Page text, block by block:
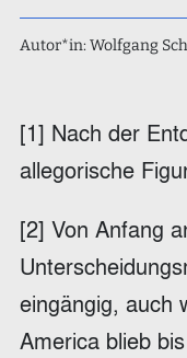
Autor*in: Wolfgang
[1] Nach der
allegorische
[2] Von Anfang
eingängig, auch
America blieb